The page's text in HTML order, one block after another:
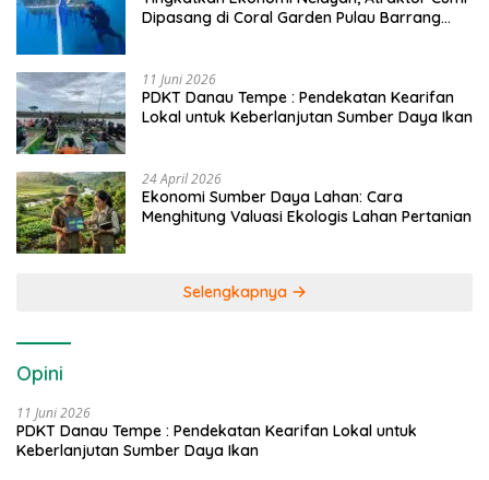
Dipasang di Coral Garden Pulau Barrang
11 Juni 2026
PDKT Danau Tempe : Pendekatan Kearifan
Lokal untuk Keberlanjutan Sumber Daya Ikan
24 April 2026
Ekonomi Sumber Daya Lahan: Cara
Menghitung Valuasi Ekologis Lahan Pertanian
Selengkapnya
Opini
11 Juni 2026
PDKT Danau Tempe : Pendekatan Kearifan Lokal untuk
Keberlanjutan Sumber Daya Ikan